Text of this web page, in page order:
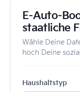
E-Auto-
staatliche
Wähle Deine
hoch Deine
Haushaltstyp